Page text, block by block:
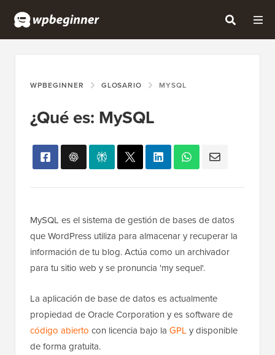
WPBEGINNER GLOSARIO MYSQL
¿Qué es: MySQL
MySQL es el sistema de gestión de bases de datos
que WordPress utiliza para almacenar y recuperar la
información de tu blog. Actúa como un archivador
para tu sitio web y se pronuncia 'my sequel'.
La aplicación de base de datos es actualmente
propiedad de Oracle Corporation y es software de
código abierto con licencia bajo la GPL y disponible
de forma gratuita.